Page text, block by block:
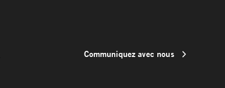
Communiquez avec nous